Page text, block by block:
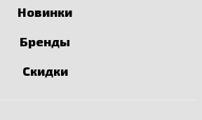
Новинки
Бренды
Скидки